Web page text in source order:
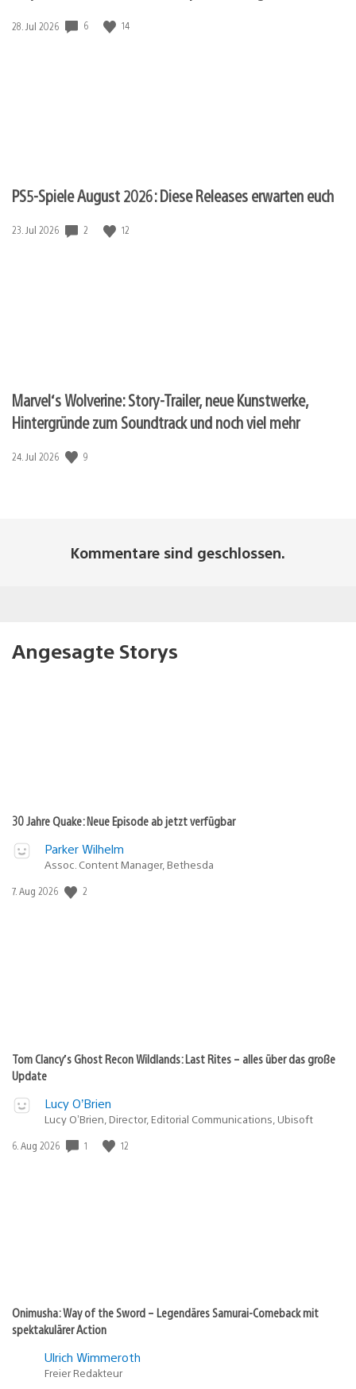
Veröffentlichungsdatum:
28. Jul 2026 6 14
PS5-Spiele August 2026: Diese Releases erwarten euch
Veröffentlichungsdatum:
23. Jul 2026 2 12
Marvel‘s Wolverine: Story-Trailer, neue Kunstwerke,
Hintergründe zum Soundtrack und noch viel mehr
Veröffentlichungsdatum:
24. Jul 2026 9
Kommentare sind geschlossen.
Angesagte Storys
30 Jahre Quake: Neue Episode ab jetzt verfügbar
Parker Wilhelm
Assoc. Content Manager, Bethesda
Veröffentlichungsdatum:
7. Aug 2026 2
Tom Clancy’s Ghost Recon Wildlands: Last Rites – alles über das große
Update
Lucy O’Brien
Lucy O’Brien, Director, Editorial Communications, Ubisoft
Veröffentlichungsdatum:
6. Aug 2026 1 12
Onimusha: Way of the Sword – Legendäres Samurai-Comeback mit
spektakulärer Action
Ulrich Wimmeroth
Freier Redakteur